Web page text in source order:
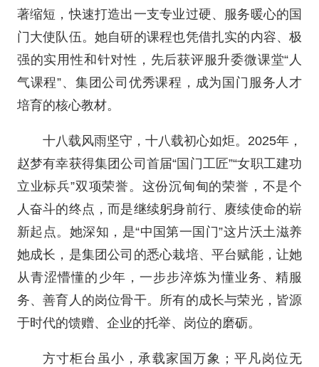
著缩短，快速打造出一支专业过硬、服务暖心的国
门大使队伍。她自研的课程也凭借扎实的内容、极
强的实用性和针对性，先后获评服升委微课堂“人
气课程”、集团公司优秀课程，成为国门服务人才
培育的核心教材。
十八载风雨坚守，十八载初心如炬。2025年，
赵梦有幸获得集团公司首届“国门工匠”“女职工建功
立业标兵”双项荣誉。这份沉甸甸的荣誉，不是个
人奋斗的终点，而是继续躬身前行、赓续使命的崭
新起点。她深知，是“中国第一国门”这片沃土滋养
她成长，是集团公司的悉心栽培、平台赋能，让她
从青涩懵懂的少年，一步步淬炼为懂业务、精服
务、善育人的岗位骨干。所有的成长与荣光，皆源
于时代的馈赠、企业的托举、岗位的磨砺。
方寸柜台虽小，承载家国万象；平凡岗位无